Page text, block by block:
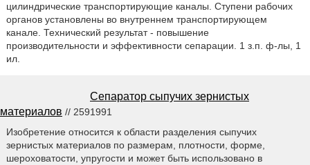
цилиндрические транспортирующие каналы. Ступени рабочих
органов установлены во внутреннем транспортирующем
канале. Технический результат - повышение
производительности и эффективности сепарации. 1 з.п. ф-лы, 1
ил.
Сепаратор сыпучих зернистых
материалов // 2591991
Изобретение относится к области разделения сыпучих
зернистых материалов по размерам, плотности, форме,
шероховатости, упругости и может быть использовано в